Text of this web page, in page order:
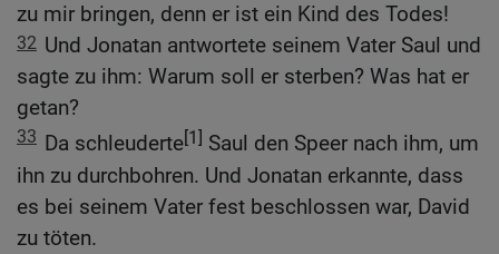
zu mir bringen, denn er ist ein Kind des Todes!
32 Und Jonatan antwortete seinem Vater Saul und
sagte zu ihm: Warum soll er sterben? Was hat er
getan?
33 Da schleuderte[1] Saul den Speer nach ihm, um
ihn zu durchbohren. Und Jonatan erkannte, dass
es bei seinem Vater fest beschlossen war, David
zu töten.